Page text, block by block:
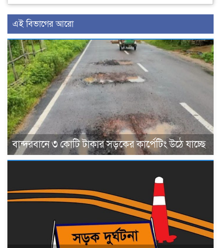
এই বিভাগের আরো
বান্দরবানে ৩ কোটি টাকার সড়কের কার্পেটিং উঠে যাচ্ছে